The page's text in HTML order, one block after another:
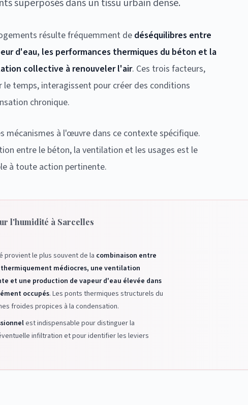
superposés dans un tissu urbain dense.
résulte fréquemment de déséquilibres entre
d'eau, les performances thermiques du béton et la
collective à renouveler l'air. Ces trois facteurs,
le temps, interagissent pour créer des conditions
chronique.
mécanismes à l'œuvre dans ce contexte spécifique.
entre le béton, la ventilation et les usages est le
à toute action pertinente.
l'humidité à Sarcelles
provient le plus souvent de la combinaison entre
médiocres, une ventilation
et une production de vapeur d'eau élevée dans
occupés. Les ponts thermiques structurels du
froides propices à la condensation.
est indispensable pour distinguer la
infiltration et pour identifier les leviers